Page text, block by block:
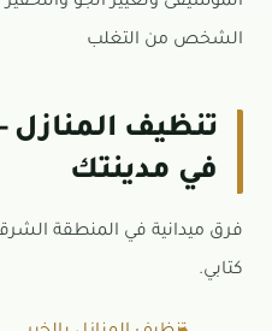
الشخص من التغلب
تنظيف المنازل
في مدينتك
فرق ميدانية في المنطقة
كتابي.